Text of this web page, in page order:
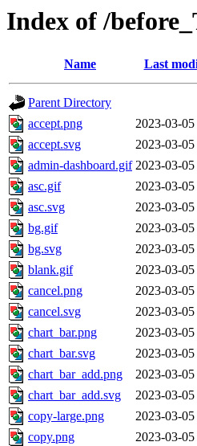
Index of /
Name Last
Parent Directory
accept.png
2023-03-
accept.svg
2023-03-
admin-dashboard.gif 2023-03-
asc.gif
2023-03-
asc.svg
2023-03-
bg.gif
2023-03-
bg.svg
2023-03-
blank.gif
2023-03-
cancel.png
2023-03-
cancel.svg
2023-03-
chart_bar.png
2023-03-
chart_bar.svg
2023-03-
chart_bar_add.png
2023-03-
chart_bar_add.svg
2023-03-
copy-large.png
2023-03-
copy.png
2023-03-